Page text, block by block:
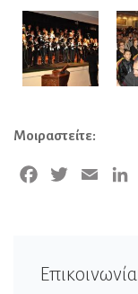
Μοιραστείτε:
Facebook
Twitter Email
Επικοινωνία